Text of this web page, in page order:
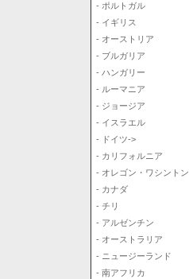
- ポルトガル
- イギリス
- オーストリア
- ブルガリア
- ハンガリー
- ルーマニア
- ジョージア
- イスラエル
- ドイツ->
- カリフォルニア
- オレゴン・ワシントン
- カナダ
- チリ
- アルゼンチン
- オーストラリア
- ニュージーランド
- 南アフリカ